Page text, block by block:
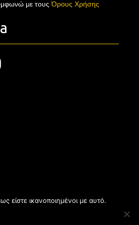
με τουςΌρους Χρήσης
είστε ικανοποιημένοι με αυτό.